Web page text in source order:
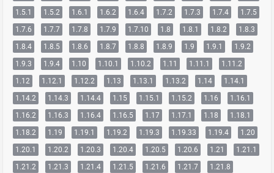
1.5.1
1.5.2 1.6.1 1.6.2 1.6.4 1.7.2 1.7.3 1.7.4
1.7.5
1.7.6
1.7.7 1.7.8 1.7.9 1.7.10 1.8 1.8.1 1.8.2
1.8.3
1.8.4
1.8.5 1.8.6 1.8.7 1.8.8 1.8.9 1.9 1.9.1
1.9.2
1.9.3
1.9.4 1.10 1.10.1 1.10.2 1.11 1.11.1
1.11.2
1.12
1.12.1 1.12.2 1.13 1.13.1 1.13.2 1.14
1.14.1
1.14.2
1.14.3 1.14.4 1.15 1.15.1 1.15.2 1.16
1.16.1
1.16.2
1.16.3 1.16.4 1.16.5 1.17 1.17.1 1.18
1.18.1
1.18.2
1.19 1.19.1 1.19.2 1.19.3 1.19.33 1.19.4
1.20
1.20.1
1.20.2 1.20.3 1.20.4 1.20.5 1.20.6 1.21
1.21.1
1.21.2
1.21.3 1.21.4 1.21.5 1.21.6 1.21.7
1.21.8